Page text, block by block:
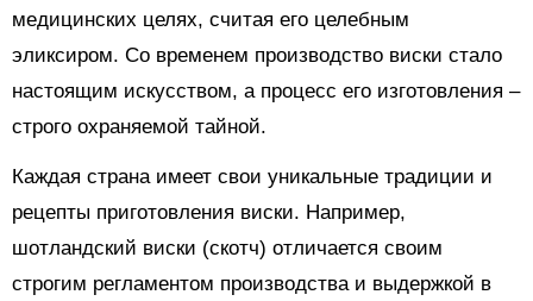
медицинских целях, считая его целебным
эликсиром. Со временем производство виски стало
настоящим искусством, а процесс его изготовления –
строго охраняемой тайной.
Каждая страна имеет свои уникальные традиции и
рецепты приготовления виски. Например,
шотландский виски (скотч) отличается своим
строгим регламентом производства и выдержкой в